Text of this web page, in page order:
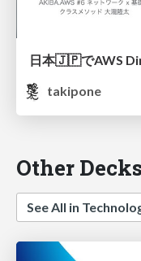
takipone
Other
See All in